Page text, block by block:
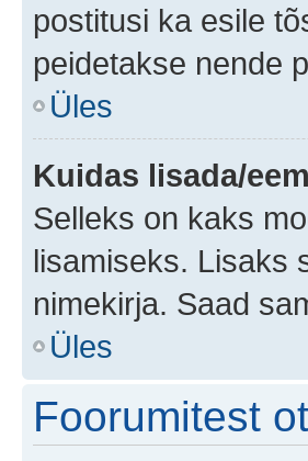
postitusi ka esile
peidetakse nende
Üles
Kuidas lisada/
Selleks on kaks
lisamiseks. Lisaks
nimekirja. Saad
Üles
Foorumitest